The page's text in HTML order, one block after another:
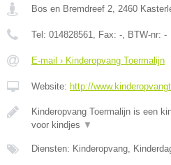
Bos en Bremdreef 2, 2460
Tel: 014828561, Fax: -, BTW-nr: -
E-mail › Kinderopvang Toermalijn
Website: http://
Kinderopvang Toermalijn is een
voor kindjes ▼
Diensten: Kinderopvang,